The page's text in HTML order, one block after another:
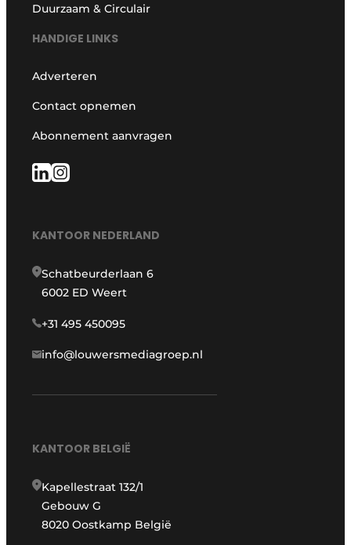
Duurzaam & Circulair
HANDIGE LINKS
Adverteren
Contact opnemen
Abonnement aanvragen
KANTOOR NEDERLAND
Schatbeurderlaan 6
6002 ED Weert
+31 495 450095
info@louwersmediagroep.nl
KANTOOR BELGIË
Kapellestraat 132/1
Gebouw G
8020 Oostkamp België